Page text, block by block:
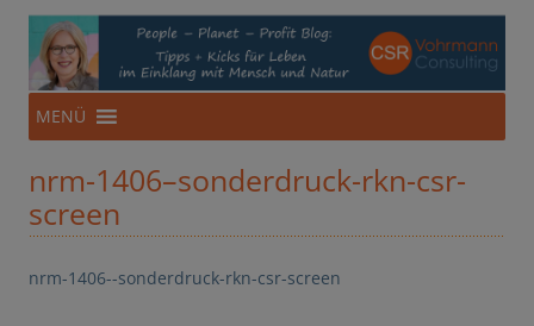
CSR-Beratung aus NRW
Für eine Ökonomie im Einklang mit Mensch und Natur
Zum
MENÜ
nrm-1406–sonderdruck-rkn-csr-
screen
nrm-1406--sonderdruck-rkn-csr-screen